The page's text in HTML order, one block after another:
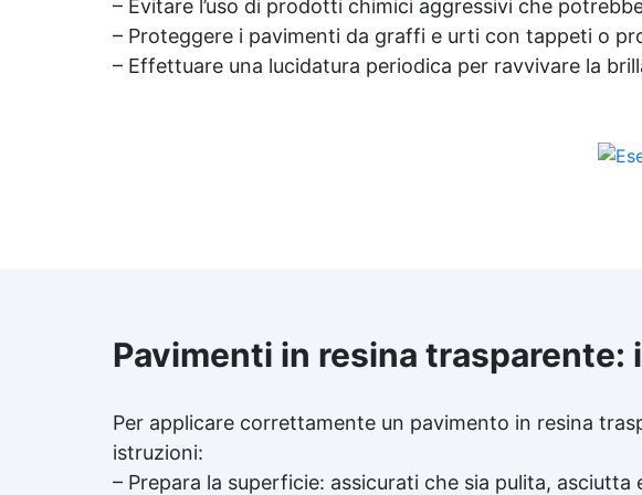
– Evitare l’uso di prodotti chimici aggressivi che
– Proteggere i pavimenti da graffi e urti con tappeti o
– Effettuare una lucidatura periodica per ravvivare la
Pavimenti in resina
Per applicare correttamente un pavimento in resina
istruzioni:
– Prepara la superficie: assicurati che sia pulita, asciutta